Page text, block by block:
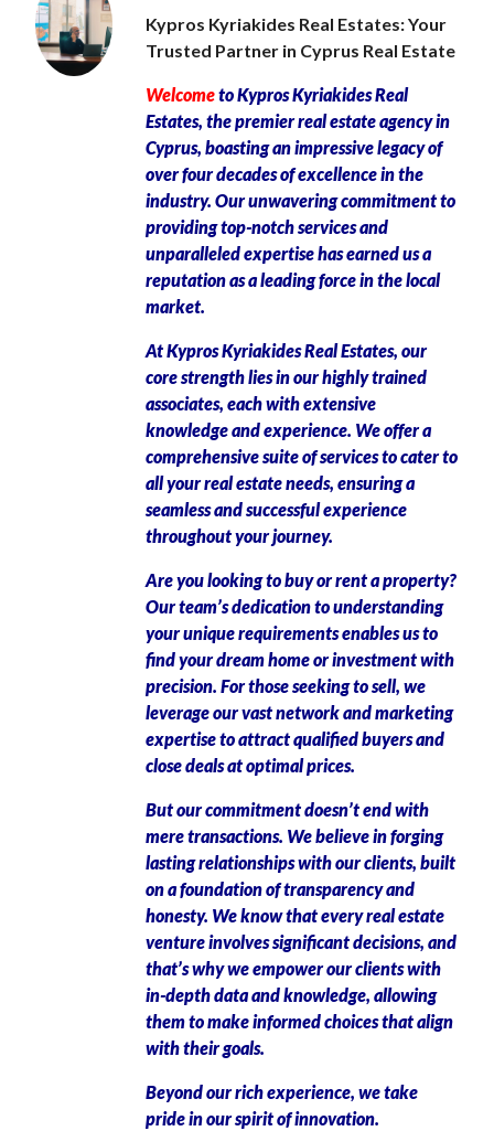
Kypros Kyriakides Real Estates: Your
Trusted Partner in Cyprus Real Estate
Welcometo Kypros Kyriakides Real
Estates, the premier real estate agency in
Cyprus, boasting an impressive legacy of
over four decades of excellence in the
industry. Our unwavering commitment to
providing top-notch services and
unparalleled expertise has earned us a
reputation as a leading force in the local
market.
At Kypros Kyriakides Real Estates, our
core strength lies in our highly trained
associates, each with extensive
knowledge and experience. We offer a
comprehensive suite of services to cater to
all your real estate needs, ensuring a
seamless and successful experience
throughout your journey.
Are you looking to buy or rent a property?
Our team’s dedication to understanding
your unique requirements enables us to
find your dream home or investment with
precision. For those seeking to sell, we
leverage our vast network and marketing
expertise to attract qualified buyers and
close deals at optimal prices.
But our commitment doesn’t end with
mere transactions. We believe in forging
lasting relationships with our clients, built
on a foundation of transparency and
honesty. We know that every real estate
venture involves significant decisions, and
that’s why we empower our clients with
in-depth data and knowledge, allowing
them to make informed choices that align
with their goals.
Beyond our rich experience, we take
pride in our spirit of innovation.